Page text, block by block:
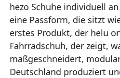
hezo Schuhe individuell
eine Passform, die sitzt
erstes Produkt, der helu
Fahrradschuh, der zeigt,
maßgeschneidert,
Deutschland produziert